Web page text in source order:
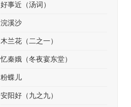
好事近（汤词）
浣溪沙
木兰花（二之一）
忆秦娥（冬夜宴东堂）
粉蝶儿
安阳好（九之九）